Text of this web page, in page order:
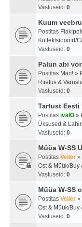
Vastuseid: 0
Kuum
Postitas
Kollektsioonid/
Vastuseid: 0
Palun abi
Postitas Mari! »
Riietus &
Vastuseid: 0
Tartust Eesti
Postitas ivalO »
Üksused &
Vastuseid: 0
Müüa W-SS
Postitas Veiler »
Ost & Müük/Buy
Vastuseid: 0
Müüa W-SS
Postitas Veiler »
Ost & Müük/Buy
Vastuseid: 0